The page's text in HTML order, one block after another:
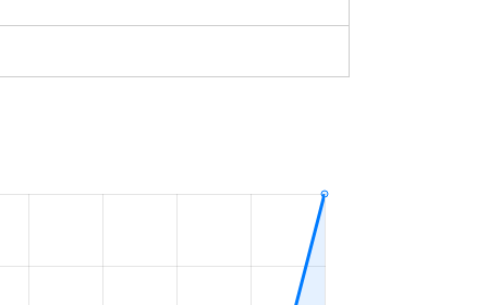
築0年
2023年7～9月